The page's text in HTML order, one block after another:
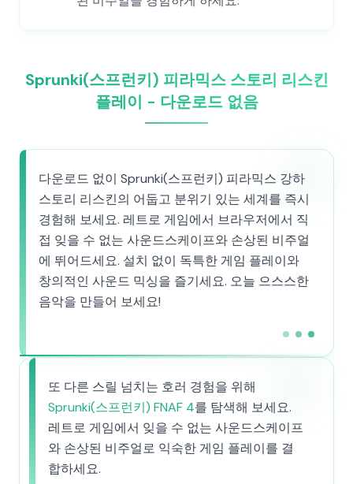
Sprunki(스프런키) 피라믹스 스토리 리스킨
플레이 - 다운로드 없음
다운로드 없이 Sprunki(스프런키) 피라믹스 강하
스토리 리스킨의 어둡고 분위기 있는 세계를 즉시
경험해 보세요. 레트로 게임에서 브라우저에서 직
접 잊을 수 없는 사운드스케이프와 손상된 비주얼
에 뛰어드세요. 설치 없이 독특한 게임 플레이와
창의적인 사운드 믹싱을 즐기세요. 오늘 으스스한
음악을 만들어 보세요!
또 다른 스릴 넘치는 호러 경험을 위해
Sprunki(스프런키) FNAF 4를 탐색해 보세요.
레트로 게임에서 잊을 수 없는 사운드스케이프
와 손상된 비주얼로 익숙한 게임 플레이를 결
합하세요.